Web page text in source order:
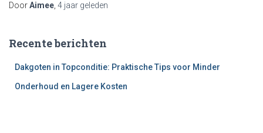
DoorAimee 4 jaar geleden
Recente berichten
Dakgoten in Topconditie: Praktische Tips voor Minder
Onderhoud en Lagere Kosten